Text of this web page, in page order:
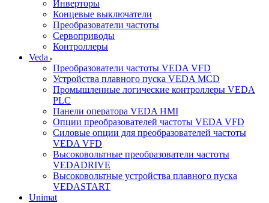
Инверторы
Концевые выключатели
Преобразователи частоты
Сервоприводы
Контроллеры
Veda
Преобразователи частоты VEDA VFD
Устройства плавного пуска VEDA MCD
Промышленные логические контроллеры VEDA
PLC
Панели оператора VEDA HMI
Опции преобразователей частоты VEDA VFD
Силовые опции для преобразователей частоты
VEDA VFD
Высоковольтные преобразователи частоты
VEDADRIVE
Высоковольтные устройства плавного пуска
VEDASTART
Unimat